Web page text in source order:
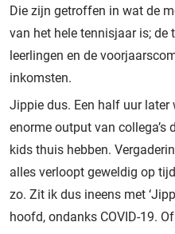
Die zijn getroffen in wat de
van het hele tennisjaar is; de
leerlingen en de
inkomsten.
Jippie dus. Een half uur later
enorme output van collega’s
kids thuis hebben.
alles verloopt geweldig op
zo. Zit ik dus ineens met
hoofd, ondanks COVID-19.